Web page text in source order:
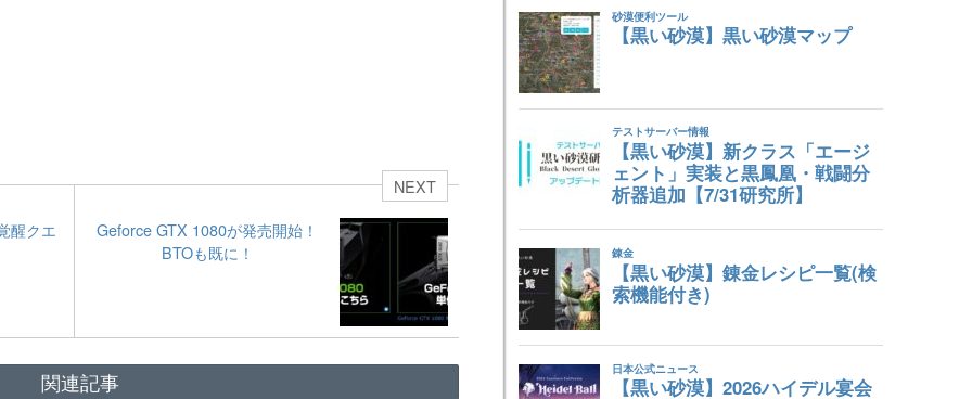
醒クエ
NEXT
Geforce GTX 1080が発売開始！
BTOも既に！
関連記事